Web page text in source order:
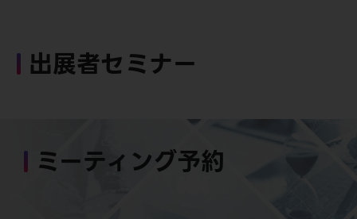
出展者セミナー
ミーティング予約